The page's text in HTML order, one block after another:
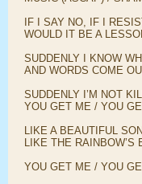
IF I SAY NO, IF I
WOULD IT BE A
SUDDENLY I KNOW
AND WORDS COME
SUDDENLY I’M NOT
YOU GET ME / YOU
LIKE A BEAUTIFUL
LIKE THE RAINBOW’S
YOU GET ME / YOU